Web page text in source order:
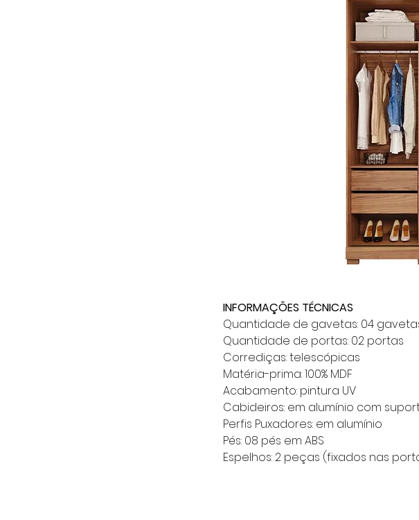
INFORMAÇÕES TÉCNICAS
Quantidade de gavetas: 04
Quantidade de portas: 02 portas
Corrediças: telescópicas
Matéria-prima: 100% MDF
Acabamento: pintura UV
Cabideiros: em alumínio com
Perfis Puxadores: em alumínio
Pés: 08 pés em ABS
Espelhos: 2 peças (fixados nas